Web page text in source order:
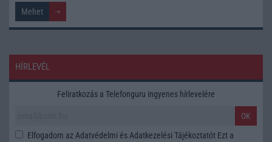
HÍRLEVÉL
Feliratkozás a Telefonguru ingyenes hírlevelére
OK
Elfogadom az Adatvédelmi és Adatkezelési Tájékoztatót Ezt a